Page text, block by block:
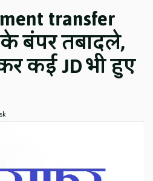
transfer
के बंपर तबादले,
कई JD भी हुए